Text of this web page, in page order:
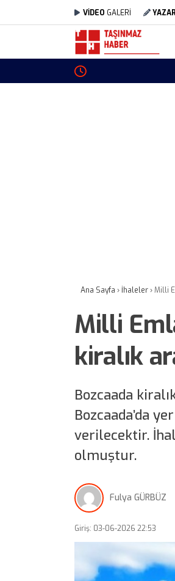
VİDEO GALERİ
Ana Sayfa › İhaleler›Milli
Milli
kiralık
Bozcaada
Bozcaada’da
verilecektir.
olmuştur.
Fulya GÜRBÜZ
Giriş: 03-06-2026 22:53